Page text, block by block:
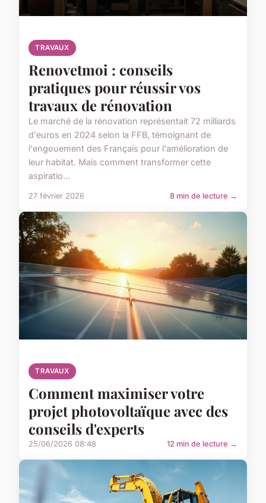
TRAVAUX
Renovetmoi : conseils
pratiques pour réussir vos
travaux de rénovation
Le marché de la rénovation représentait 72 milliards
d'euros en 2024 selon la FFB, témoignant de
l'engouement des Français pour l'amélioration de
leur habitat. Mais comment transformer cette
aspiratio...
27 février 2026 8 min de lecture →
TRAVAUX
Comment maximiser votre
projet photovoltaïque avec des
conseils d'experts
25/06/2026 08:48 12 min de lecture →